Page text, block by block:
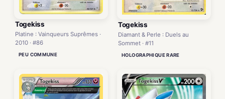
Togekiss
Platine : Vainqueurs Suprêmes ·
2010 · #86
PEU COMMUNE
Togekiss
Diamant & Perle : Duels au
Sommet · #11
HOLOGRAPHIQUE RARE